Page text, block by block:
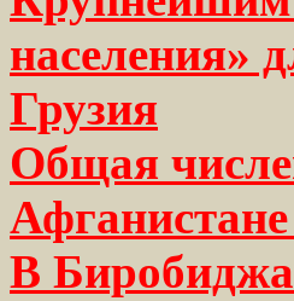
населения»
Грузия
Общая
В